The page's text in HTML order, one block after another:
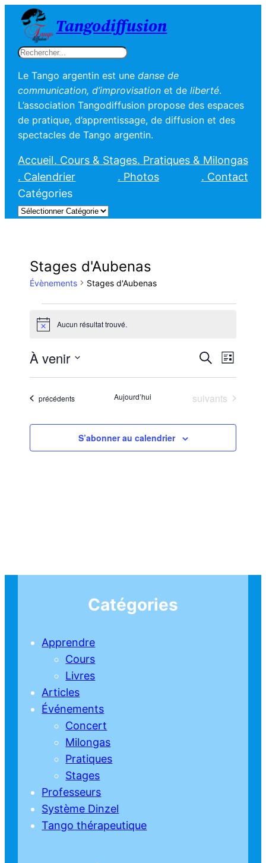
Tangodiffusion
Rechercher
Le Tango argentin est unedanse de
communication, d’improvisation et deliberté.
L’association Tangodiffusion propose des espaces
de pratique, d’apprentissage, de diffusion et des
spectacles de Tango argentin.
Accueil. Cours & Stages. Pratiques & Milongas
. Calendrier
. Photos
. Contact
Catégories
Stages d'Aubenas
Évènements Stages d'Aubenas
Évènements
Notice Aucun résultat trouvé.
et
de
Recherche
de
Liste
À venir
Sélectionnez
Évènements
précédents Aujourd’hui Évènements
suivants
S’abonner au calendrier
Catégories
Apprendre
Cours
Livres
Articles
Événements
Concert
Milongas
Pratiques
Stages
Professeurs
Système Dinzel
Tango thérapeutique